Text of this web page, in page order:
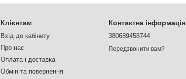
Клієнтам
Вхід до кабінету
Про нас
Оплата і доставка
Обмін та повернення
Контактна інформація
380689458744
Передзвонити вам?